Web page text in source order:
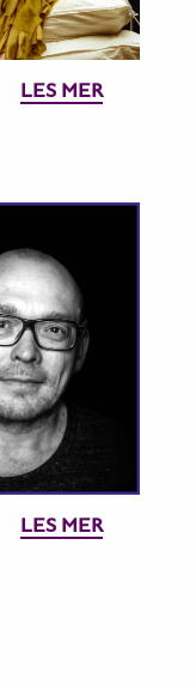
LES MER
LES MER